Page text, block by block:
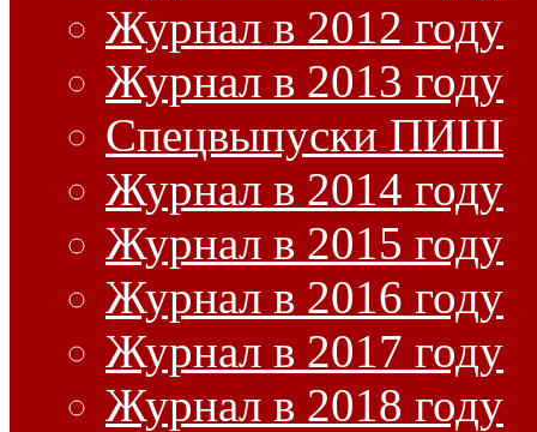
Журнал в 2012 году
Журнал в 2013 году
Спецвыпуски ПИШ
Журнал в 2014 году
Журнал в 2015 году
Журнал в 2016 году
Журнал в 2017 году
Журнал в 2018 году